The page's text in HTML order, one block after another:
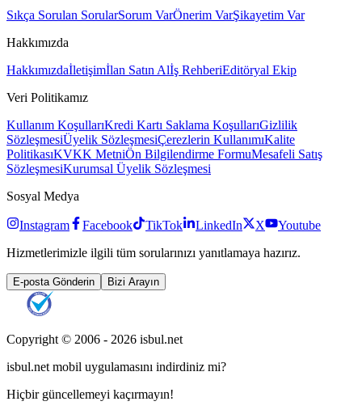
Sıkça Sorulan SorularSorum VarÖnerim VarŞikayetim Var
Hakkımızda
Hakkımızdaİletişimİlan Satın Alİş RehberiEditöryal Ekip
Veri Politikamız
Kullanım KoşullarıKredi Kartı Saklama KoşullarıGizlilik
SözleşmesiÜyelik SözleşmesiÇerezlerin KullanımıKalite
PolitikasıKVKK MetniÖn Bilgilendirme FormuMesafeli Satış
SözleşmesiKurumsal Üyelik Sözleşmesi
Sosyal Medya
Instagram Facebook TikTok LinkedIn X
Youtube
Hizmetlerimizle ilgili tüm sorularınızı yanıtlamaya hazırız.
E-posta Gönderin Bizi Arayın
Copyright © 2006 - 2026 isbul.net
isbul.net mobil uygulamasını indirdiniz mi?
Hiçbir güncellemeyi kaçırmayın!